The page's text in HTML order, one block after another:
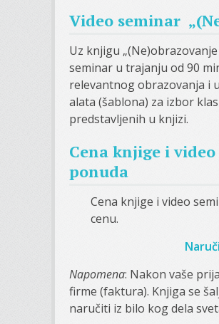
Video seminar
Uz knjigu
seminar u trajanju od 90
relevantnog obrazovanja i
alata (šablona) za izbor
predstavljenih u knjizi.
Cena knjige i
ponuda
Cena knjige i video
cenu.
Napomena: Nakon vaše
firme (faktura). Knjiga se
naručiti iz bilo kog dela